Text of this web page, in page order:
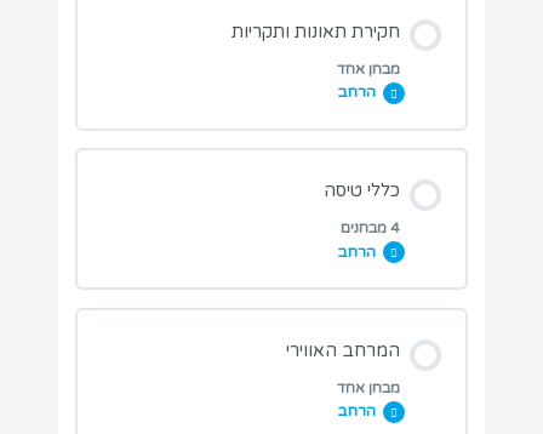
מבחני תרגול בנושא השיעור:
מבחן הוראות כלליות
חקירת תאונות ותקריות
מבחן אחד
הרחב
מבחני תרגול בנושא השיעור:
מבחן חקירת תאונות ותקריות
כללי טיסה
4 מבחנים
הרחב
המרחב האווירי
מבחן אחד
הרחב